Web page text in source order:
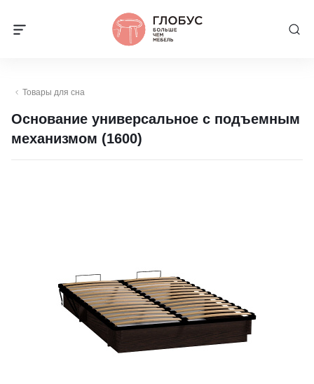
Товары для сна
Основание универсальное с подъемным
механизмом (1600)